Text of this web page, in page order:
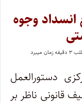
انسداد وجوه
میبرد
دستورالعمل
قانونی ناظر بر